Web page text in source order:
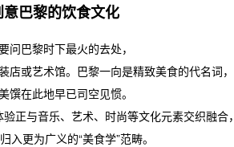
意巴黎的饮食文化
问巴黎时下最火的去处，
店或艺术馆。巴黎一向是精致美食的代名词，
馔在此地早已司空见惯。
正与音乐、艺术、时尚等文化元素交织融合
入更为广义的“美食学”范畴。